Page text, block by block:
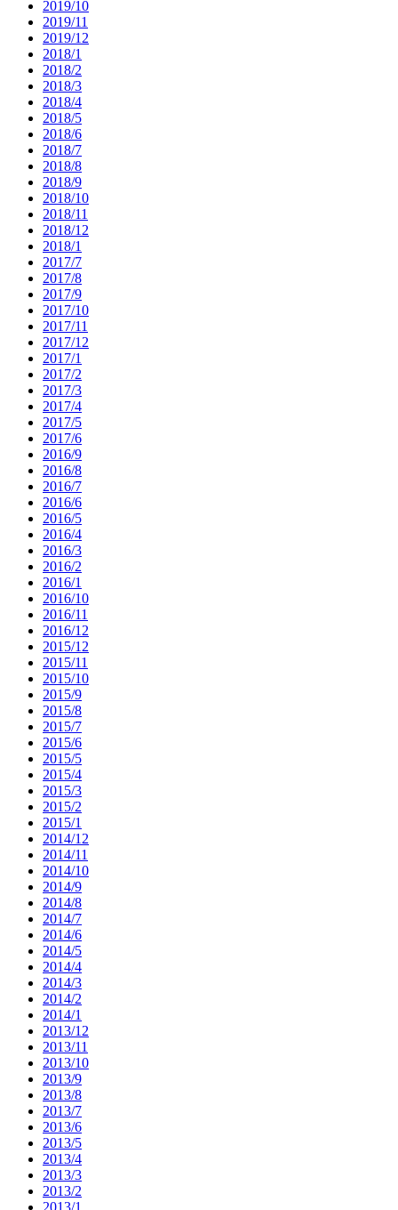
2019/10
2019/11
2019/12
2018/1
2018/2
2018/3
2018/4
2018/5
2018/6
2018/7
2018/8
2018/9
2018/10
2018/11
2018/12
2018/1
2017/7
2017/8
2017/9
2017/10
2017/11
2017/12
2017/1
2017/2
2017/3
2017/4
2017/5
2017/6
2016/9
2016/8
2016/7
2016/6
2016/5
2016/4
2016/3
2016/2
2016/1
2016/10
2016/11
2016/12
2015/12
2015/11
2015/10
2015/9
2015/8
2015/7
2015/6
2015/5
2015/4
2015/3
2015/2
2015/1
2014/12
2014/11
2014/10
2014/9
2014/8
2014/7
2014/6
2014/5
2014/4
2014/3
2014/2
2014/1
2013/12
2013/11
2013/10
2013/9
2013/8
2013/7
2013/6
2013/5
2013/4
2013/3
2013/2
2013/1